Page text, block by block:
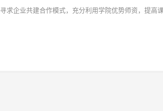
求企业共建合作模式，充分利用学院优势师资，提高